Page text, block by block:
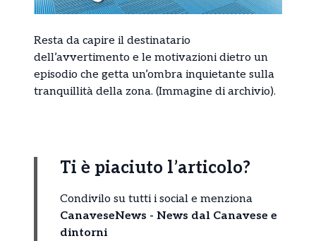
Resta da capire il destinatario
dell’avvertimento e le motivazioni dietro un
episodio che getta un’ombra inquietante sulla
tranquillità della zona. (Immagine di archivio).
Ti è piaciuto l’articolo?
Condivilo su tutti i social e menziona
CanaveseNews - News dal Canavese e
dintorni